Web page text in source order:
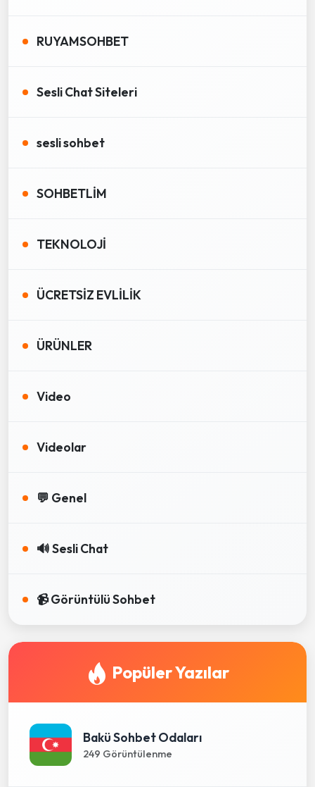
RUYAMSOHBET
Sesli Chat Siteleri
sesli sohbet
SOHBETLİM
TEKNOLOJİ
ÜCRETSİZ EVLİLİK
ÜRÜNLER
Video
Videolar
💬 Genel
🔊 Sesli Chat
📹 Görüntülü Sohbet
Popüler Yazılar
Bakü Sohbet Odaları
249 Görüntülenme